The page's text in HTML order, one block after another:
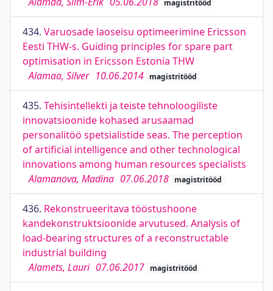
magistritööd
434. Varuosade laoseisu optimeerimine Ericsson
Eesti THW-s. Guiding principles for spare part
optimisation in Ericsson Estonia THW
Alamaa, Silver 10.06.2014 magistritööd
435. Tehisintellekti ja teiste tehnoloogiliste
innovatsioonide kohased arusaamad
personalitöö spetsialistide seas. The perception
of artificial intelligence and other technological
innovations among human resources specialists
Alamanova, Madina 07.06.2018 magistritööd
436. Rekonstrueeritava tööstushoone
kandekonstruktsioonide arvutused. Analysis of
load-bearing structures of a reconstructable
industrial building
Alamets, Lauri 07.06.2017 magistritööd